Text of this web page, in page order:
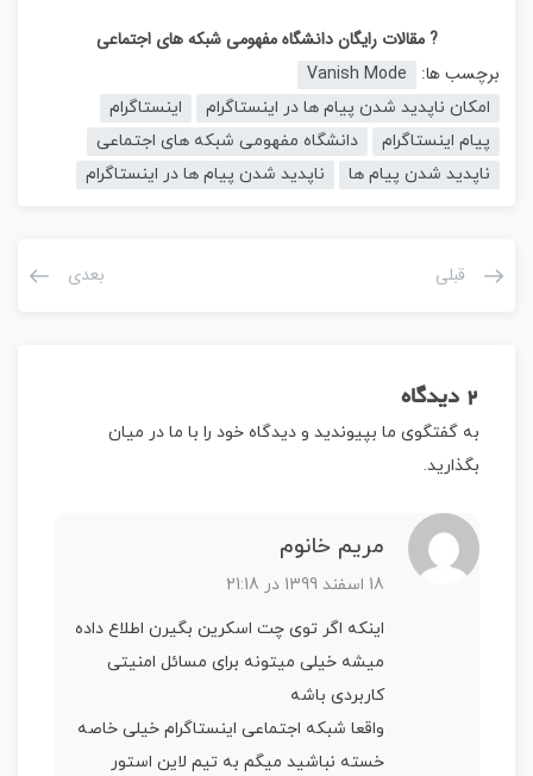
? مقالات رایگان دانشگاه مفهومی شبکه های اجتماعی
برچسب ها:
Vanish Mode
امکان ناپدید شدن پیام ها در اینستاگرام
اینستاگرام
پیام اینستاگرام
دانشگاه مفهومی شبکه های اجتماعی
ناپدید شدن پیام ها
ناپدید شدن پیام ها در اینستاگرام
قبلی بعدی
2 دیدگاه
به گفتگوی ما بپیوندید و دیدگاه خود را با ما در میان
بگذارید.
مریم خانوم
18 اسفند 1399 در 21:18
اینکه اگر توی چت اسکرین بگیرن اطلاع داده
میشه خیلی میتونه برای مسائل امنیتی
کاربردی باشه
واقعا شبکه اجتماعی اینستاگرام خیلی خاصه
خسته نباشید میگم به تیم لاین استور